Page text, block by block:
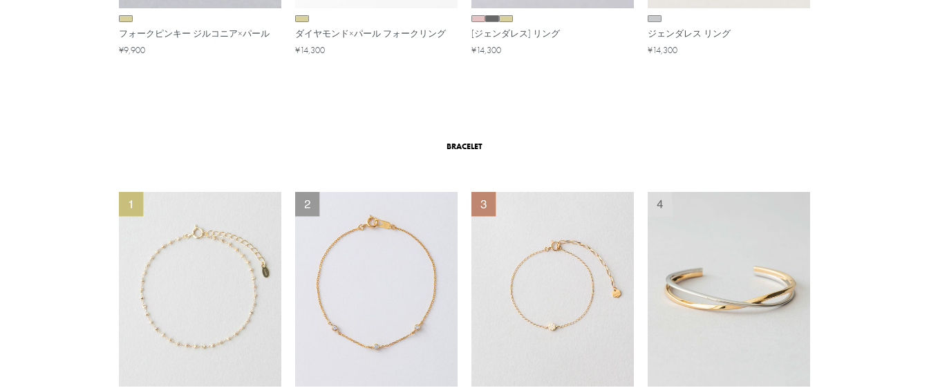
フォークピンキー ジルコニア×パール
¥9,900
ダイヤモンド×パール フォークリング
¥14,300
[ジェンダレス] リング
¥14,300
ジェンダレス リング
¥14,300
BRACELET